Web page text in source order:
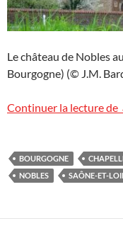
Le château de Nobles
Bourgogne) (© J.M.
Continuer la lecture de
BOURGOGNE
NOBLES
SAÔNE-ET-